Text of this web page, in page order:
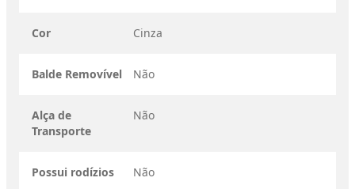
Cor Cinza
Balde Removível Não
Alça de
Transporte
Não
Possui rodízios Não